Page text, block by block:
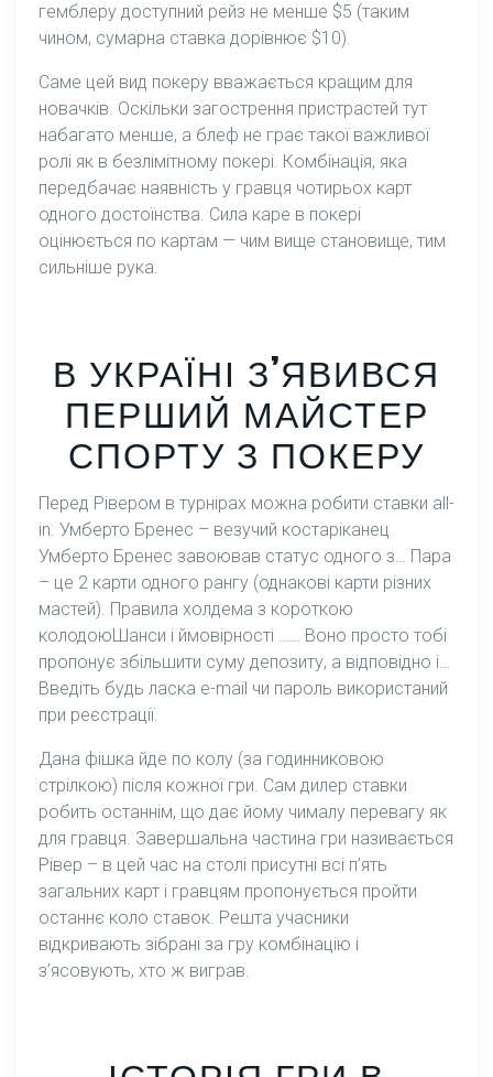
гемблеру доступний рейз не менше $5 (таким
чином, сумарна ставка дорівнює $10).
Саме цей вид покеру вважається кращим для
новачків. Оскільки загострення пристрастей тут
набагато менше, а блеф не грає такої важливої
ролі як в безлімітному покері. Комбінація, яка
передбачає наявність у гравця чотирьох карт
одного достоїнства. Сила каре в покері
оцінюється по картам — чим вище становище, тим
сильніше рука.
В УКРАЇНІ З’ЯВИВСЯ
ПЕРШИЙ МАЙСТЕР
СПОРТУ З ПОКЕРУ
Перед Рівером в турнірах можна робити ставки all-
in. Умберто Бренес – везучий костаріканец
Умберто Бренес завоював статус одного з… Пара
– це 2 карти одного рангу (однакові карти різних
мастей). Правила холдема з короткою
колодоюШанси і ймовірності …… Воно просто тобі
пропонує збільшити суму депозиту, а відповідно і…
Введіть будь ласка e-mail чи пароль використаний
при реєстрації.
Дана фішка йде по колу (за годинниковою
стрілкою) після кожної гри. Сам дилер ставки
робить останнім, що дає йому чималу перевагу як
для гравця. Завершальна частина гри називається
Рівер – в цей час на столі присутні всі п’ять
загальних карт і гравцям пропонується пройти
останнє коло ставок. Решта учасники
відкривають зібрані за гру комбінацію і
з’ясовують, хто ж виграв.